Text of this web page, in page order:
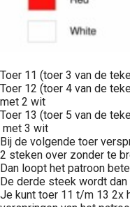
Toer 11 (toer 3 van de
Toer 12 (toer 4 van de
met 2 wit
Toer 13 (toer 5 van de
met 3 wit
Bij de volgende toer
2 steken over zonder te
Dan loopt het patroon
De derde steek wordt
Je kunt toer 11 t/m 13 2x